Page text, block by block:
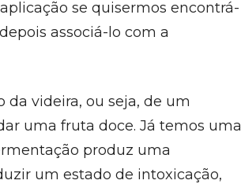
se quisermos encontrá-
associá-lo com a
da videira, ou seja, de um
uma fruta doce. Já temos uma
produz uma
um estado de intoxicação,